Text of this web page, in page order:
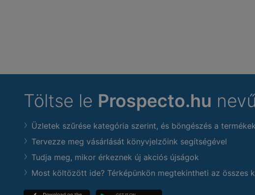
Töltse le Prospecto.hu
Üzletek szűrése kategória szerint, és böngészés a
Tervezze meg vásárlását könyvjelzőink segítségével
Tudja meg, mikor érkeznek új akciós újságok
Most költözött ide? Térképünkön megtekintheti az összes